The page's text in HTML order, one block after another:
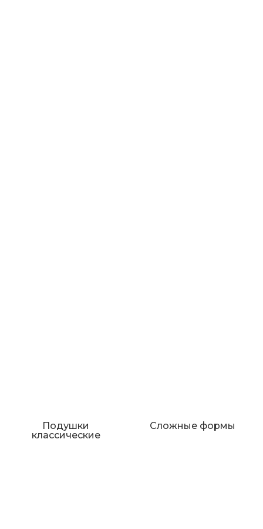
Подушки
классические
Сложные формы